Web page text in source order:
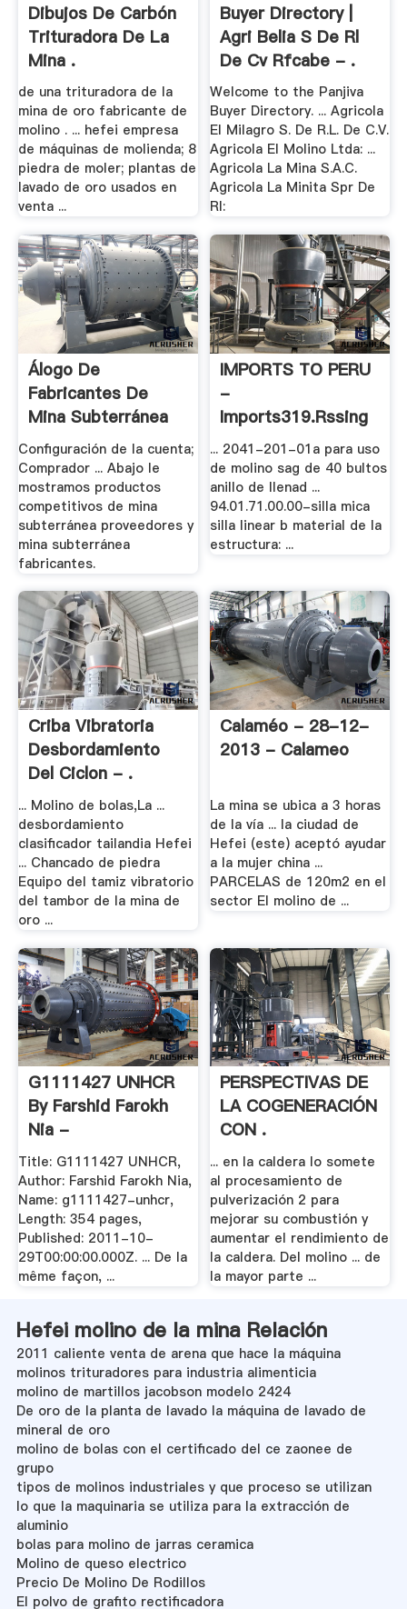
Dibujos De Carbón
Trituradora De La
Mina .
de una trituradora de la
mina de oro fabricante de
molino . ... hefei empresa
de máquinas de molienda; 8
piedra de moler; plantas de
lavado de oro usados en
venta ...
Buyer Directory |
Agri Belia S De Rl
De Cv Rfcabe - .
Welcome to the Panjiva
Buyer Directory. ... Agricola
El Milagro S. De R.L. De C.V.
Agricola El Molino Ltda: ...
Agricola La Mina S.A.C.
Agricola La Minita Spr De
Rl:
Álogo De
Fabricantes De
Mina Subterránea
De .
Configuración de la cuenta;
Comprador ... Abajo le
mostramos productos
competitivos de mina
subterránea proveedores y
mina subterránea
fabricantes.
IMPORTS TO PERU
-
Imports319.rssing
... 2041-201-01a para uso
de molino sag de 40 bultos
anillo de llenad ...
94.01.71.00.00-silla mica
silla linear b material de la
estructura: ...
Criba Vibratoria
Desbordamiento
Del Ciclon - .
... Molino de bolas,La ...
desbordamiento
clasificador tailandia Hefei
... Chancado de piedra
Equipo del tamiz vibratorio
del tambor de la mina de
oro ...
Calaméo - 28-12-
2013 - Calameo
La mina se ubica a 3 horas
de la vía ... la ciudad de
Hefei (este) aceptó ayudar
a la mujer china ...
PARCELAS de 120m2 en el
sector El molino de ...
G1111427 UNHCR
By Farshid Farokh
Nia -
Title: G1111427 UNHCR,
Author: Farshid Farokh Nia,
Name: g1111427-unhcr,
Length: 354 pages,
Published: 2011-10-
29T00:00:00.000Z. ... De la
même façon, ...
PERSPECTIVAS DE
LA COGENERACIÓN
CON .
... en la caldera lo somete
al procesamiento de
pulverización 2 para
mejorar su combustión y
aumentar el rendimiento de
la caldera. Del molino ... de
la mayor parte ...
Hefei molino de la mina Relación
2011 caliente venta de arena que hace la máquina
molinos trituradores para industria alimenticia
molino de martillos jacobson modelo 2424
De oro de la planta de lavado la máquina de lavado de
mineral de oro
molino de bolas con el certificado del ce zaonee de
grupo
tipos de molinos industriales y que proceso se utilizan
lo que la maquinaria se utiliza para la extracción de
aluminio
bolas para molino de jarras ceramica
Molino de queso electrico
Precio De Molino De Rodillos
El polvo de grafito rectificadora